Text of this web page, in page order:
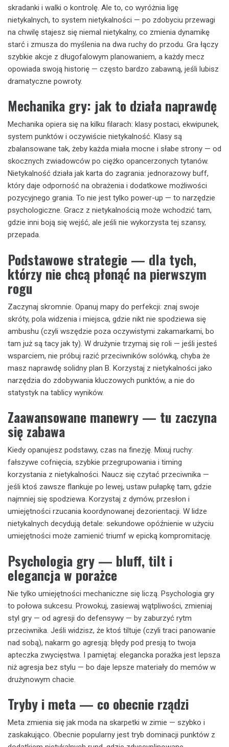
skradanki i walki o kontrolę. Ale to, co wyróżnia ligę
nietykalnych, to system nietykalności — po zdobyciu przewagi
na chwilę stajesz się niemal nietykalny, co zmienia dynamikę
starć i zmusza do myślenia na dwa ruchy do przodu. Gra łączy
szybkie akcje z długofalowym planowaniem, a każdy mecz
opowiada swoją historię — często bardzo zabawną, jeśli lubisz
dramatyczne powroty.
Mechanika gry: jak to działa naprawdę
Mechanika opiera się na kilku filarach: klasy postaci, ekwipunek,
system punktów i oczywiście nietykalność. Klasy są
zbalansowane tak, żeby każda miała mocne i słabe strony — od
skocznych zwiadowców po ciężko opancerzonych tytanów.
Nietykalność działa jak karta do zagrania: jednorazowy buff,
który daje odporność na obrażenia i dodatkowe możliwości
pozycyjnego grania. To nie jest tylko power-up — to narzędzie
psychologiczne. Gracz z nietykalnością może wchodzić tam,
gdzie inni boją się wejść, ale jeśli nie wykorzysta tej szansy,
przepada.
Podstawowe strategie — dla tych,
którzy nie chcą płonąć na pierwszym
rogu
Zaczynaj skromnie. Opanuj mapy do perfekcji: znaj swoje
skróty, pola widzenia i miejsca, gdzie nikt nie spodziewa się
ambushu (czyli wszędzie poza oczywistymi zakamarkami, bo
tam już są tacy jak ty). W drużynie trzymaj się roli — jeśli jesteś
wsparciem, nie próbuj razić przeciwników solówką, chyba że
masz naprawdę solidny plan B. Korzystaj z nietykalności jako
narzędzia do zdobywania kluczowych punktów, a nie do
statystyk na tablicy wyników.
Zaawansowane manewry — tu zaczyna
się zabawa
Kiedy opanujesz podstawy, czas na finezję. Mixuj ruchy:
fałszywe cofnięcia, szybkie przegrupowania i timing
korzystania z nietykalności. Naucz się czytać przeciwnika —
jeśli ktoś zawsze flankuje po lewej, ustaw pułapkę tam, gdzie
najmniej się spodziewa. Korzystaj z dymów, przesłon i
umiejętności rzucania koordynowanej dezorientacji. W lidze
nietykalnych decydują detale: sekundowe opóźnienie w użyciu
umiejętności może zamienić triumf w epicką kompromitację.
Psychologia gry — bluff, tilt i
elegancja w porażce
Nie tylko umiejętności mechaniczne się liczą. Psychologia gry
to połowa sukcesu. Prowokuj, zasiewaj wątpliwości, zmieniaj
styl gry — od agresji do defensywy — by zaburzyć rytm
przeciwnika. Jeśli widzisz, że ktoś tiltuje (czyli traci panowanie
nad sobą), nakarm go agresją: błędy pod presją to twoja
apteczka zwycięstwa. I pamiętaj: elegancka porażka jest lepsza
niż agresja bez stylu — bo daje lepsze materiały do memów w
drużynowym chacie.
Tryby i meta — co obecnie rządzi
Meta zmienia się jak moda na skarpetki w zimie — szybko i
zaskakująco. Obecnie popularny jest tryb dominacji punktów z